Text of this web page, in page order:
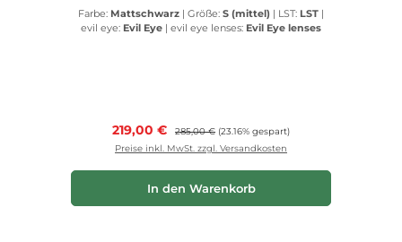
Farbe: Mattschwarz | Größe: S (mittel) | LST: LST |
evil eye: Evil Eye | evil eye lenses: Evil Eye lenses
Verkaufspreis:
219,00 € Regulärer Preis:
285,00 € (23.16% gespart)
Preise inkl. MwSt. zzgl. Versandkosten
In den Warenkorb